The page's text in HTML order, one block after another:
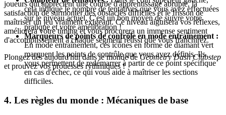
joueurs qui apprécient une courbe d'apprentissage abrupte, la
satisfaction de surmonter des obstacles difficiles et le frisson de
maîtriser un jeu vraiment exigeant. Ce niveau aiguisera vos réflexes,
améliorera votre timing et vous procurera un immense sentiment
d'accomplissement à chaque segment réussi que vous franchirez.
Plongez dès aujourd'hui dans le monde deGeometry Dash Clubstep
et prouvez vos prouesses rythmiques !
cela indique le nombre de tentatives que vous avez effectuées
sur le niveau actuel. C'est un bon moyen de suivre votre
pratique et votre amélioration !
Marqueurs de points de contrôle en mode entraînement :
En mode entraînement, ces icônes en forme de diamant vert
marquent les points de contrôle que vous avez définis. Ils
vous permettent de redémarrer à partir de ce point spécifique
en cas d'échec, ce qui vous aide à maîtriser les sections
difficiles.
4. Les règles du monde : Mécaniques de base